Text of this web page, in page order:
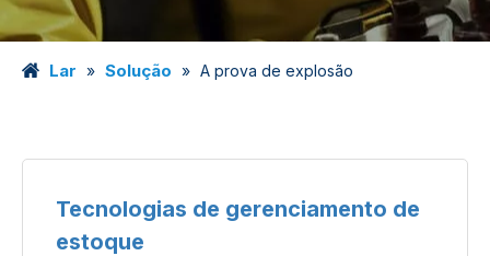
Lar » Solução » A prova de explosão
Tecnologias de gerenciamento de
estoque